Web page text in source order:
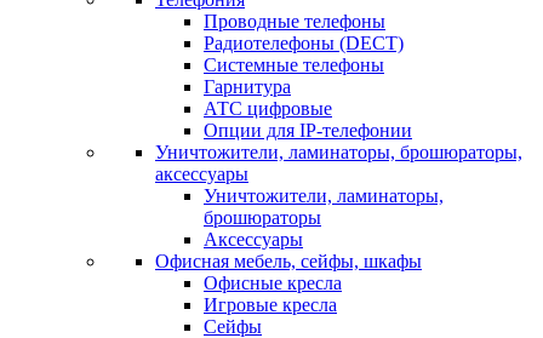
Проводные телефоны
Радиотелефоны (DECT)
Системные телефоны
Гарнитура
АТС цифровые
Опции для IP-телефонии
Уничтожители, ламинаторы, брошюраторы,
аксессуары
Уничтожители, ламинаторы,
брошюраторы
Аксессуары
Офисная мебель, сейфы, шкафы
Офисные кресла
Игровые кресла
Сейфы